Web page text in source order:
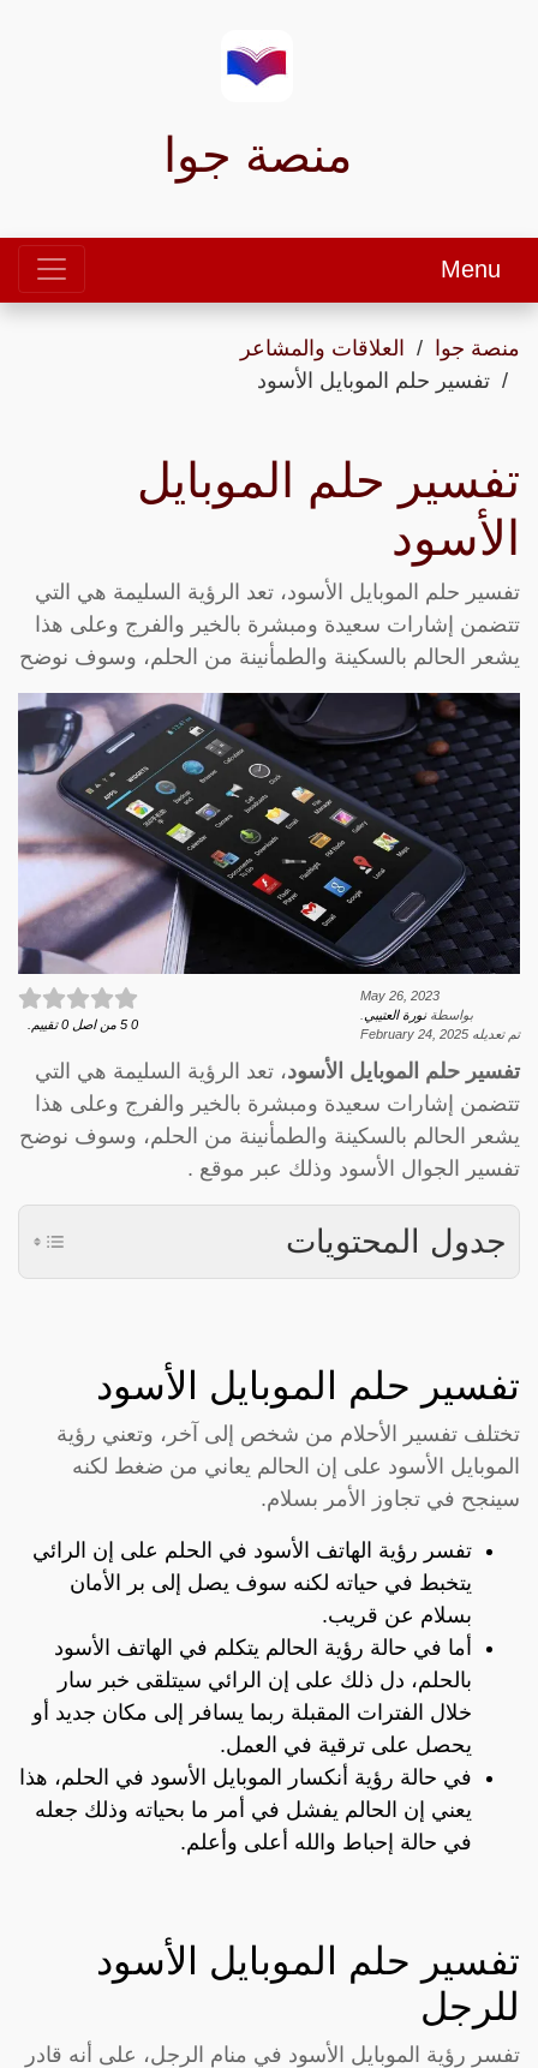
منصة جوا
Menu
منصة جوا
العلاقات والمشاعر
تفسير حلم الموبايل الأسود
تفسير حلم الموبايل
الأسود
تفسير حلم الموبايل الأسود، تعد الرؤية السليمة هي التي
تتضمن إشارات سعيدة ومبشرة بالخير والفرج وعلى هذا
يشعر الحالم بالسكينة والطمأنينة من الحلم، وسوف نوضح
May 26, 2023
بواسطةنورة العتيبي
تم تعديله February 24, 2025
0
5 من اصل 0 تقييم.
تفسير حلم الموبايل الأسود، تعد الرؤية السليمة هي التي
تتضمن إشارات سعيدة ومبشرة بالخير والفرج وعلى هذا
يشعر الحالم بالسكينة والطمأنينة من الحلم، وسوف نوضح
تفسير الجوال الأسود وذلك عبر موقع .
جدول المحتويات
تفسير حلم الموبايل الأسود
تختلف تفسير الأحلام من شخص إلى آخر، وتعني رؤية
الموبايل الأسود على إن الحالم يعاني من ضغط لكنه
سينجح في تجاوز الأمر بسلام.
تفسر رؤية الهاتف الأسود في الحلم على إن الرائي
يتخبط في حياته لكنه سوف يصل إلى بر الأمان
بسلام عن قريب.
أما في حالة رؤية الحالم يتكلم في الهاتف الأسود
بالحلم، دل ذلك على إن الرائي سيتلقى خبر سار
خلال الفترات المقبلة ربما يسافر إلى مكان جديد أو
يحصل على ترقية في العمل.
في حالة رؤية أنكسار الموبايل الأسود في الحلم، هذا
يعني إن الحالم يفشل في أمر ما بحياته وذلك جعله
في حالة إحباط والله أعلى وأعلم.
تفسير حلم الموبايل الأسود
للرجل
تفسر رؤية الموبايل الأسود في منام الرجل، على أنه قادر